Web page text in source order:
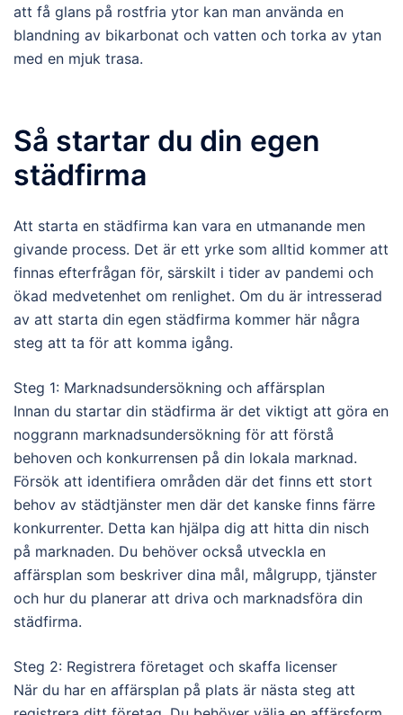
att få glans på rostfria ytor kan man använda en
blandning av bikarbonat och vatten och torka av ytan
med en mjuk trasa.
Så startar du din egen
städfirma
Att starta en städfirma kan vara en utmanande men
givande process. Det är ett yrke som alltid kommer att
finnas efterfrågan för, särskilt i tider av pandemi och
ökad medvetenhet om renlighet. Om du är intresserad
av att starta din egen städfirma kommer här några
steg att ta för att komma igång.
Steg 1: Marknadsundersökning och affärsplan
Innan du startar din städfirma är det viktigt att göra en
noggrann marknadsundersökning för att förstå
behoven och konkurrensen på din lokala marknad.
Försök att identifiera områden där det finns ett stort
behov av städtjänster men där det kanske finns färre
konkurrenter. Detta kan hjälpa dig att hitta din nisch
på marknaden. Du behöver också utveckla en
affärsplan som beskriver dina mål, målgrupp, tjänster
och hur du planerar att driva och marknadsföra din
städfirma.
Steg 2: Registrera företaget och skaffa licenser
När du har en affärsplan på plats är nästa steg att